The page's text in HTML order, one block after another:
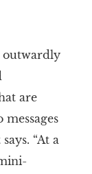
outwardly
are
“At a